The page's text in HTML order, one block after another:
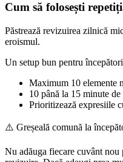
Cum să folosești
Păstrează revizuirea zilnică
eroismul.
Un setup bun pentru
Maximum 10 elemente
10 până la 15 minute
Prioritizează expresiile
⚠️ Greșeală comună la
Nu adăuga fiecare cuvânt